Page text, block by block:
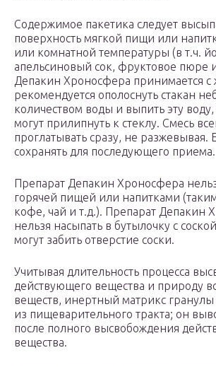
Содержимое пакетика следует
поверхность мягкой пищи или
или комнатной температуры (в т.ч.
апельсиновый сок, фруктовое пюре
Депакин Хроносфера принимается с
рекомендуется ополоснуть стакан
количеством воды и выпить эту
могут прилипнуть к стеклу. Смесь
проглатывать сразу, не разжевывая.
сохранять для последующего приема.
Препарат Депакин Хроносфера
горячей пищей или напитками
кофе, чай и т.д.). Препарат Депакин
нельзя насыпать в бутылочку с
могут забить отверстие соски.
Учитывая длительность процесса
действующего вещества и природу
веществ, инертный матрикс гранулы
из пищеварительного тракта; он
после полного высвобождения
вещества.